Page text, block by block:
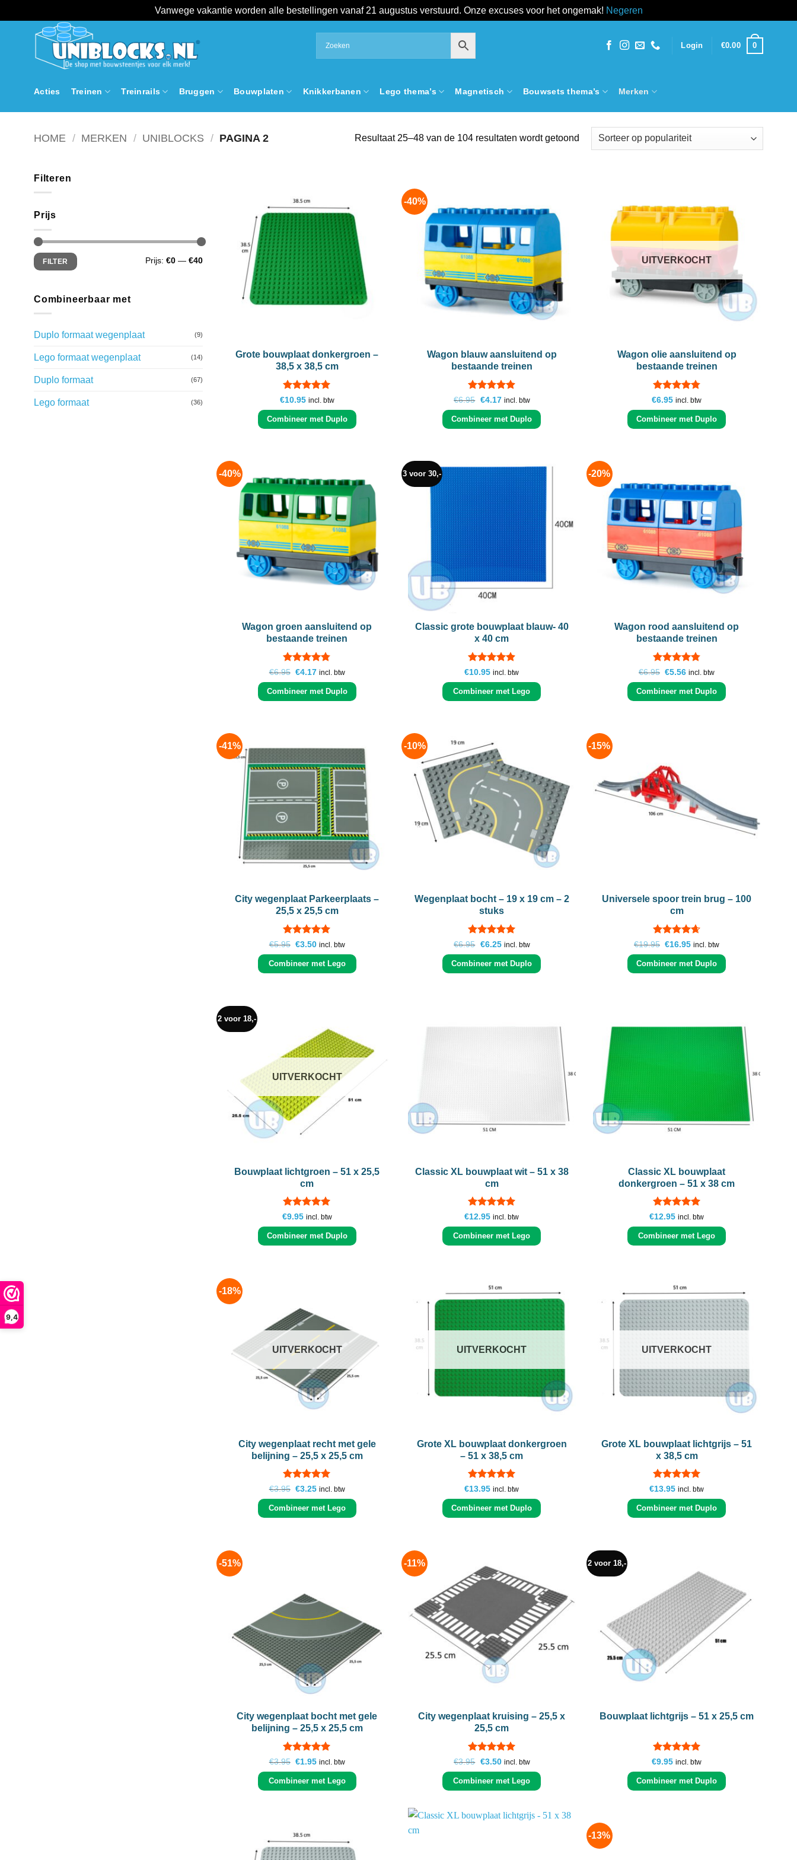
9,4
Vanwege vakantie worden alle bestellingen vanaf 21 augustus verstuurd. Onze excuses voor het ongemak! Negeren
Login €0.00 0
Acties Treinen Treinrails Bruggen Bouwplaten Knikkerbanen Lego thema’s Magnetisch Bouwsets thema’s Merken
HOME / MERKEN / UNIBLOCKS / PAGINA 2 Resultaat 25–48 van de 104 resultaten wordt getoondGesorteerd
Filteren
Prijs
Min.
prijs
Max.
prijsFILTER Prijs: €0 — €40
Combineerbaar met
Duplo formaat wegenplaat (9)
Lego formaat wegenplaat (14)
Duplo formaat (67)
Lego formaat (36)
Grote bouwplaat donkergroen –
38,5 x 38,5 cm
Gewaardeerd
4.96uit 5
€10.95 incl. btw
Combineer met Duplo
-40%
wishlist
Wagon blauw aansluitend op
bestaande treinen
Gewaardeerd
4.86uit 5
€6.95 Oorspronkelijke
was:
€6.95.
€4.17Huidige
is:
€4.17.
incl. btw
Combineer met Duplo
Add to
wishlist
UITVERKOCHT
Wagon olie aansluitend op
bestaande treinen
Gewaardeerd
4.78uit 5
€6.95 incl. btw
Combineer met Duplo
-40%
Add to
wishlist
Wagon groen aansluitend op
bestaande treinen
Gewaardeerd
4.71uit 5
€6.95 Oorspronkelijke
was:
€6.95.
€4.17Huidige
is:
€4.17.
incl. btw
Combineer met Duplo
3 voor 30,-
Classic grote bouwplaat blauw- 40
x 40 cm
Gewaardeerd
4.85uit 5
€10.95 incl. btw
Combineer met Lego
-20%
wishlist
Wagon rood aansluitend op
bestaande treinen
Gewaardeerd
4.77uit 5
€6.95 Oorspronkelijke
was:
€6.95.
€5.56Huidige
is:
€5.56.
incl. btw
Combineer met Duplo
-41%
Add to
wishlist
City wegenplaat Parkeerplaats –
25,5 x 25,5 cm
Gewaardeerd
4.91uit 5
€5.95 Oorspronkelijke
was:
€5.95.
€3.50Huidige
is:
€3.50.
incl. btw
Combineer met Lego
-10%
Wegenplaat bocht – 19 x 19 cm – 2
stuks
Gewaardeerd
5uit 5
€6.95 Oorspronkelijke
was:
€6.95.
€6.25Huidige
is:
€6.25.
incl. btw
Combineer met Duplo
-15%
Universele spoor trein brug – 100
cm
Gewaardeerd
4.65uit 5
€19.95 Oorspronkelijke
was:
€19.95.
€16.95Huidige
is:
€16.95.
incl. btw
Combineer met Duplo
2 voor 18,-
UITVERKOCHT
Bouwplaat lichtgroen – 51 x 25,5
cm
Gewaardeerd
4.97uit 5
€9.95 incl. btw
Combineer met Duplo
wishlist
Classic XL bouwplaat wit – 51 x 38
cm
Gewaardeerd
5uit 5
€12.95 incl. btw
Combineer met Lego
wishlist
Classic XL bouwplaat
donkergroen – 51 x 38 cm
Gewaardeerd
5uit 5
€12.95 incl. btw
Combineer met Lego
-18%
UITVERKOCHT
City wegenplaat recht met gele
belijning – 25,5 x 25,5 cm
Gewaardeerd
5uit 5
€3.95 Oorspronkelijke
prijs
was:
€3.95.
€3.25Huidige
prijs
is:
€3.25.
incl. btw
Combineer met Lego
Add to
wishlist
UITVERKOCHT
Grote XL bouwplaat donkergroen
– 51 x 38,5 cm
Gewaardeerd
4.92uit 5
€13.95 incl. btw
Combineer met Duplo
Add to
wishlist
UITVERKOCHT
Grote XL bouwplaat lichtgrijs – 51
x 38,5 cm
Gewaardeerd
5uit 5
€13.95 incl. btw
Combineer met Duplo
-51%
City wegenplaat bocht met gele
belijning – 25,5 x 25,5 cm
Gewaardeerd
5uit 5
€3.95 Oorspronkelijke
was:
€3.95.
€1.95Huidige
is:
€1.95.
incl. btw
Combineer met Lego
-11%
City wegenplaat kruising – 25,5 x
25,5 cm
Gewaardeerd
5uit 5
€3.95 Oorspronkelijke
was:
€3.95.
€3.50Huidige
is:
€3.50.
incl. btw
Combineer met Lego
2 voor 18,-
Bouwplaat lichtgrijs – 51 x 25,5 cm
Gewaardeerd
5uit 5
€9.95 incl. btw
Combineer met Duplo
-13%